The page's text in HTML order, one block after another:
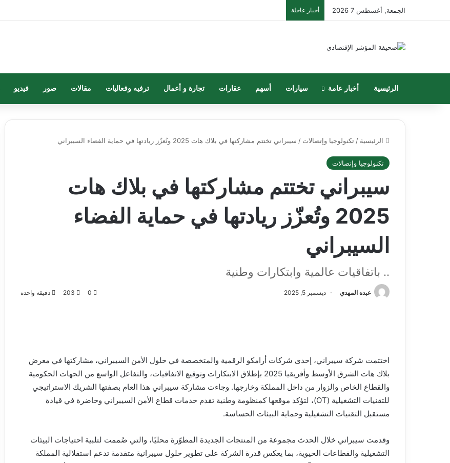
الجمعة, أغسطس 7 2026 أخبار عاجلة
الرئيسية أخبار عامة سيارات أسهم عقارات تجارة و أعمال ترفيه وفعاليات مقالات صور فيديو
الرئيسية / تكنولوجيا وإتصالات / سيبراني تختتم مشاركتها في بلاك هات 2025 وتُعزّز ريادتها في حماية الفضاء السيبراني
تكنولوجيا وإتصالات
سيبراني تختتم مشاركتها في بلاك هات
2025 وتُعزّز ريادتها في حماية الفضاء
السيبراني
.. باتفاقيات عالمية وابتكارات وطنية
عبده المهدي ديسمبر 5, 2025 0
203 دقيقة واحدة
اختتمت شركة سيبراني، إحدى شركات أرامكو الرقمية والمتخصصة في حلول الأمن السيبراني، مشاركتها في معرض
بلاك هات الشرق الأوسط وأفريقيا 2025 بإطلاق الابتكارات وتوقيع الاتفاقيات، والتفاعل الواسع من الجهات الحكومية
والقطاع الخاص والزوار من داخل المملكة وخارجها. وجاءت مشاركة سيبراني هذا العام بصفتها الشريك الاستراتيجي
للتقنيات التشغيلية (OT)، لتؤكد موقعها كمنظومة وطنية تقدم خدمات قطاع الأمن السيبراني وحاضرة في قيادة
مستقبل التقنيات التشغيلية وحماية البيئات الحساسة.
وقدمت سيبراني خلال الحدث مجموعة من المنتجات الجديدة المطوّرة محليًا، والتي صُممت لتلبية احتياجات البيئات
التشغيلية والقطاعات الحيوية، بما يعكس قدرة الشركة على تطوير حلول سيبرانية متقدمة تدعم استقلالية المملكة